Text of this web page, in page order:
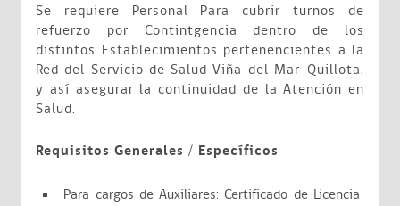
Se requiere Personal Para cubrir turnos de
refuerzo por Contintgencia dentro de los
distintos Establecimientos pertenencientes a la
Red del Servicio de Salud Viña del Mar-Quillota,
y así asegurar la continuidad de la Atención en
Salud.
Requisitos Generales / Específicos
Para cargos de Auxiliares: Certificado de Licencia